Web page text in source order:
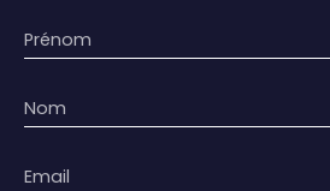
Prénom
Nom
Email